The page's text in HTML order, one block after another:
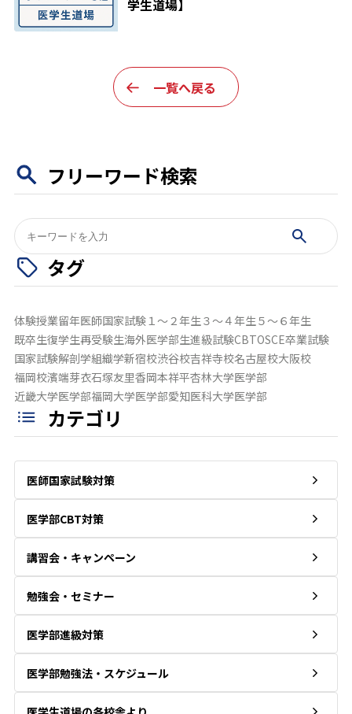
学生道場】
一覧へ戻る
フリーワード検索
検
索:
タグ
体験授業留年医師国家試験１～２年生３～４年生５～６年生
既卒生復学生再受験生海外医学部生進級試験CBTOSCE卒業試験
国家試験解剖学組織学新宿校渋谷校吉祥寺校名古屋校大阪校
福岡校濱端芽衣石塚友里香岡本祥平杏林大学医学部
近畿大学医学部福岡大学医学部愛知医科大学医学部
カテゴリ
医師国家試験対策
医学部CBT対策
講習会・キャンペーン
勉強会・セミナー
医学部進級対策
医学部勉強法・スケジュール